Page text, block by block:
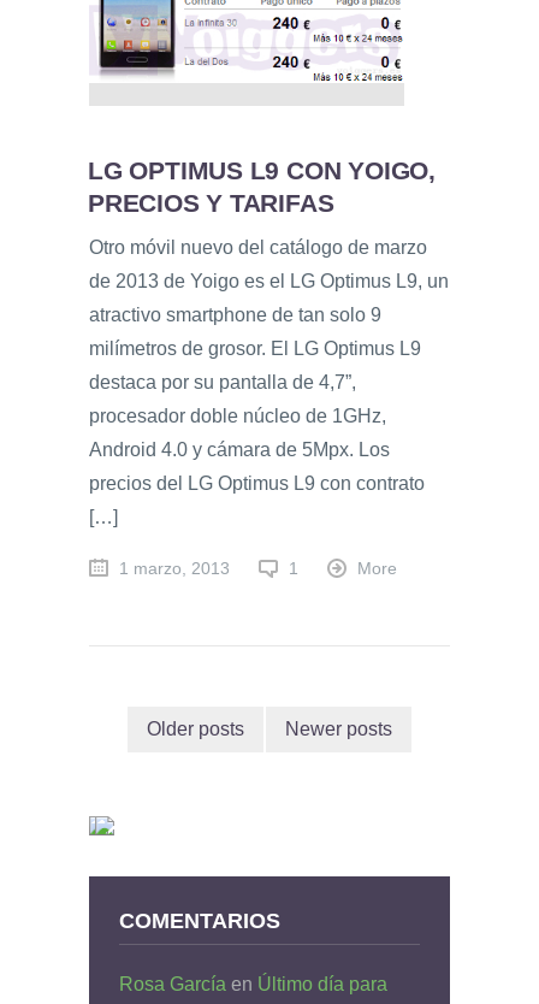
LG OPTIMUS L9 CON YOIGO,
PRECIOS Y TARIFAS
Otro móvil nuevo del catálogo de marzo
de 2013 de Yoigo es el LG Optimus L9, un
atractivo smartphone de tan solo 9
milímetros de grosor. El LG Optimus L9
destaca por su pantalla de 4,7”,
procesador doble núcleo de 1GHz,
Android 4.0 y cámara de 5Mpx. Los
precios del LG Optimus L9 con contrato
[…]
1 marzo, 2013 1 More
Older posts Newer posts
COMENTARIOS
Rosa García en Último día para